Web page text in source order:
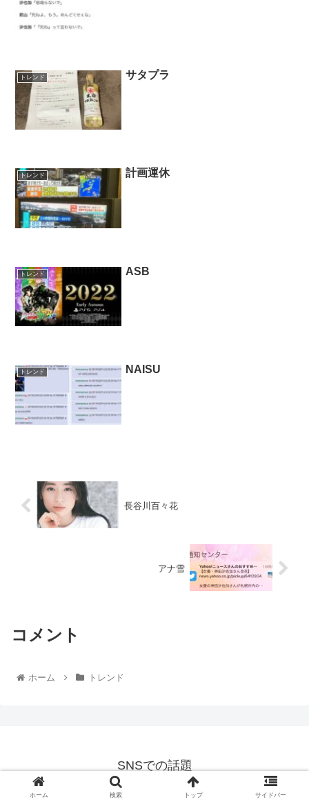
トレンド サタプラ
トレンド 計画運休
トレンド ASB
トレンド NAISU
長谷川百々花
アナ雪
コメント
ホーム トレンド
SNSでの話題
© 2021 SNSでの話題.
ホーム 検索 トップ サイドバー